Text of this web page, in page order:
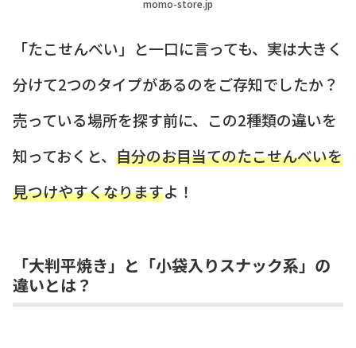
momo-store.jp
「たこせんべい」と一口に言っても、実は大きく
分けて2つのタイプがあるのをご存知でしたか？
売っている場所を探す前に、この2種類の違いを
知っておくと、 自分のお目当てのたこせんべいを
見つけやすくなりますよ！
「大判平焼き」と「小袋入りスナック系」の
違いとは？